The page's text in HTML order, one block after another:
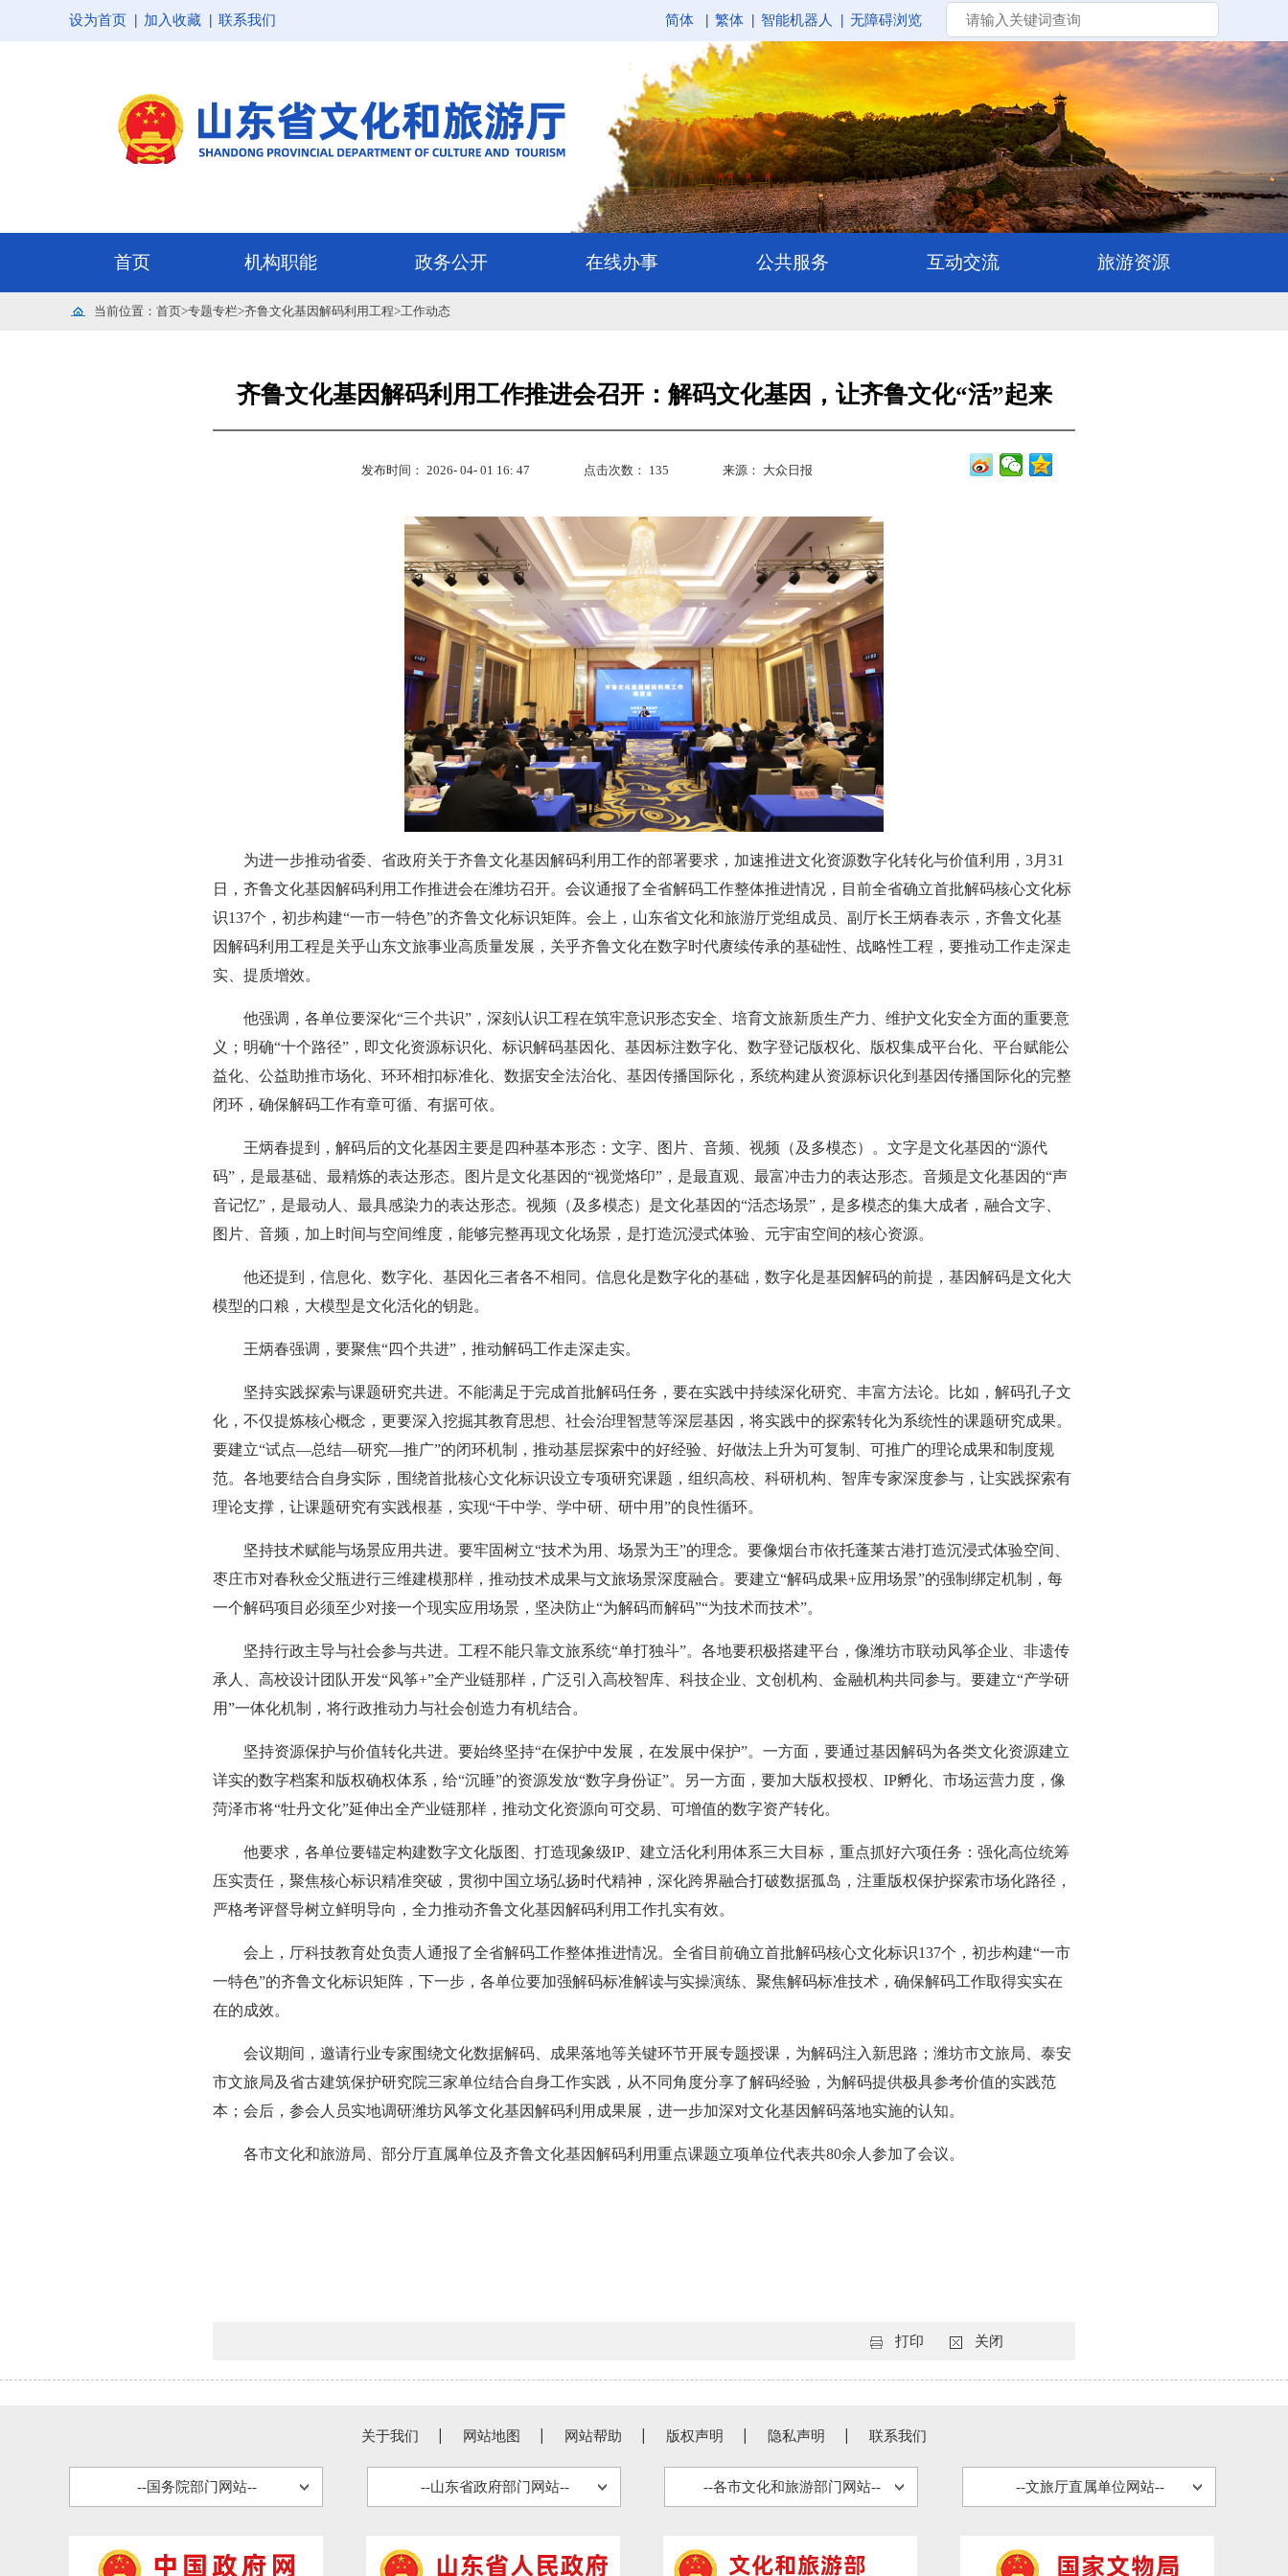
设为首页 加入收藏 联系我们 简体 繁体 智能机器人 无障碍浏览
当前位置： 首页>专题专栏>齐鲁文化基因解码利用工程>工作动态
齐鲁文化基因解码利用工作推进会召开：解码文化基因，让齐鲁文化“活”起来
发布时间： 2026- 04- 01 16: 47 点击次数： 135 来源： 大众日报
为进一步推动省委、省政府关于齐鲁文化基因解码利用工作的部署要求，加速推进文化资源数字化转化与价值利用，3月31
日，齐鲁文化基因解码利用工作推进会在潍坊召开。会议通报了全省解码工作整体推进情况，目前全省确立首批解码核心文化标
识137个，初步构建“一市一特色”的齐鲁文化标识矩阵。会上，山东省文化和旅游厅党组成员、副厅长王炳春表示，齐鲁文化基
因解码利用工程是关乎山东文旅事业高质量发展，关乎齐鲁文化在数字时代赓续传承的基础性、战略性工程，要推动工作走深走
实、提质增效。
他强调，各单位要深化“三个共识”，深刻认识工程在筑牢意识形态安全、培育文旅新质生产力、维护文化安全方面的重要意
义；明确“十个路径”，即文化资源标识化、标识解码基因化、基因标注数字化、数字登记版权化、版权集成平台化、平台赋能公
益化、公益助推市场化、环环相扣标准化、数据安全法治化、基因传播国际化，系统构建从资源标识化到基因传播国际化的完整
闭环，确保解码工作有章可循、有据可依。
王炳春提到，解码后的文化基因主要是四种基本形态：文字、图片、音频、视频（及多模态）。文字是文化基因的“源代
码”，是最基础、最精炼的表达形态。图片是文化基因的“视觉烙印”，是最直观、最富冲击力的表达形态。音频是文化基因的“声
音记忆”，是最动人、最具感染力的表达形态。视频（及多模态）是文化基因的“活态场景”，是多模态的集大成者，融合文字、
图片、音频，加上时间与空间维度，能够完整再现文化场景，是打造沉浸式体验、元宇宙空间的核心资源。
他还提到，信息化、数字化、基因化三者各不相同。信息化是数字化的基础，数字化是基因解码的前提，基因解码是文化大
模型的口粮，大模型是文化活化的钥匙。
王炳春强调，要聚焦“四个共进”，推动解码工作走深走实。
坚持实践探索与课题研究共进。不能满足于完成首批解码任务，要在实践中持续深化研究、丰富方法论。比如，解码孔子文
化，不仅提炼核心概念，更要深入挖掘其教育思想、社会治理智慧等深层基因，将实践中的探索转化为系统性的课题研究成果。
要建立“试点—总结—研究—推广”的闭环机制，推动基层探索中的好经验、好做法上升为可复制、可推广的理论成果和制度规
范。各地要结合自身实际，围绕首批核心文化标识设立专项研究课题，组织高校、科研机构、智库专家深度参与，让实践探索有
理论支撑，让课题研究有实践根基，实现“干中学、学中研、研中用”的良性循环。
坚持技术赋能与场景应用共进。要牢固树立“技术为用、场景为王”的理念。要像烟台市依托蓬莱古港打造沉浸式体验空间、
枣庄市对春秋佥父瓶进行三维建模那样，推动技术成果与文旅场景深度融合。要建立“解码成果+应用场景”的强制绑定机制，每
一个解码项目必须至少对接一个现实应用场景，坚决防止“为解码而解码”“为技术而技术”。
坚持行政主导与社会参与共进。工程不能只靠文旅系统“单打独斗”。各地要积极搭建平台，像潍坊市联动风筝企业、非遗传
承人、高校设计团队开发“风筝+”全产业链那样，广泛引入高校智库、科技企业、文创机构、金融机构共同参与。要建立“产学研
用”一体化机制，将行政推动力与社会创造力有机结合。
坚持资源保护与价值转化共进。要始终坚持“在保护中发展，在发展中保护”。一方面，要通过基因解码为各类文化资源建立
详实的数字档案和版权确权体系，给“沉睡”的资源发放“数字身份证”。另一方面，要加大版权授权、IP孵化、市场运营力度，像
菏泽市将“牡丹文化”延伸出全产业链那样，推动文化资源向可交易、可增值的数字资产转化。
他要求，各单位要锚定构建数字文化版图、打造现象级IP、建立活化利用体系三大目标，重点抓好六项任务：强化高位统筹
压实责任，聚焦核心标识精准突破，贯彻中国立场弘扬时代精神，深化跨界融合打破数据孤岛，注重版权保护探索市场化路径，
严格考评督导树立鲜明导向，全力推动齐鲁文化基因解码利用工作扎实有效。
会上，厅科技教育处负责人通报了全省解码工作整体推进情况。全省目前确立首批解码核心文化标识137个，初步构建“一市
一特色”的齐鲁文化标识矩阵，下一步，各单位要加强解码标准解读与实操演练、聚焦解码标准技术，确保解码工作取得实实在
在的成效。
会议期间，邀请行业专家围绕文化数据解码、成果落地等关键环节开展专题授课，为解码注入新思路；潍坊市文旅局、泰安
市文旅局及省古建筑保护研究院三家单位结合自身工作实践，从不同角度分享了解码经验，为解码提供极具参考价值的实践范
本；会后，参会人员实地调研潍坊风筝文化基因解码利用成果展，进一步加深对文化基因解码落地实施的认知。
各市文化和旅游局、部分厅直属单位及齐鲁文化基因解码利用重点课题立项单位代表共80余人参加了会议。
打印 关闭
关于我们 网站地图 网站帮助 版权声明 隐私声明 联系我们
--国务院部门网站-- --山东省政府部门网站-- --各市文化和旅游部门网站-- --文旅厅直属单位网站--